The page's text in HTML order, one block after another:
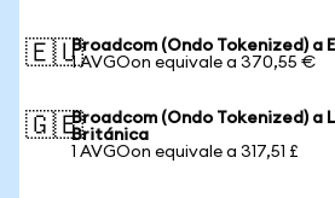
🇪🇺Broadcom (Ondo Tokenized) a
1 AVGOon equivale a 370,55 €
🇬🇧Broadcom (Ondo Tokenized) a
Británica
1 AVGOon equivale a 317,51 £